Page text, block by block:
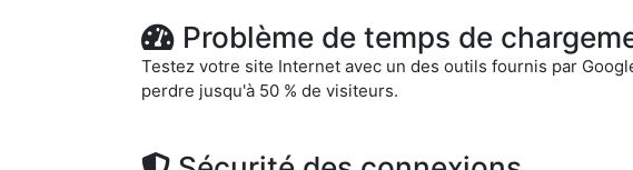
Problème de temps de
Testez votre site Internet avec un des outils fournis par
perdre jusqu'à 50 % de visiteurs.